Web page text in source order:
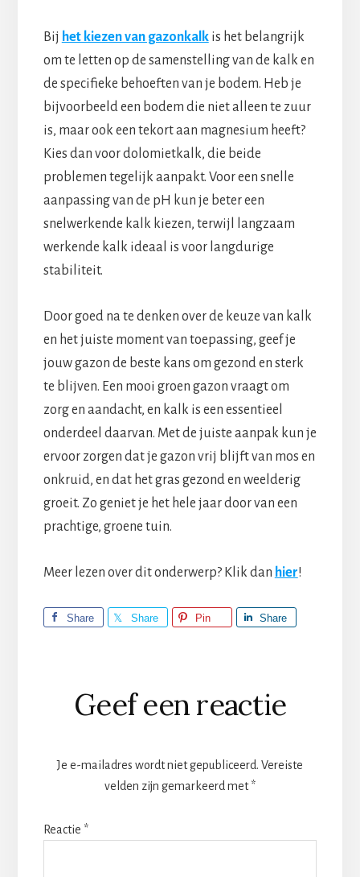
Bij het kiezen van gazonkalkis het belangrijk
om te letten op de samenstelling van de kalk en
de specifieke behoeften van je bodem. Heb je
bijvoorbeeld een bodem die niet alleen te zuur
is, maar ook een tekort aan magnesium heeft?
Kies dan voor dolomietkalk, die beide
problemen tegelijk aanpakt. Voor een snelle
aanpassing van de pH kun je beter een
snelwerkende kalk kiezen, terwijl langzaam
werkende kalk ideaal is voor langdurige
stabiliteit.
Door goed na te denken over de keuze van kalk
en het juiste moment van toepassing, geef je
jouw gazon de beste kans om gezond en sterk
te blijven. Een mooi groen gazon vraagt om
zorg en aandacht, en kalk is een essentieel
onderdeel daarvan. Met de juiste aanpak kun je
ervoor zorgen dat je gazon vrij blijft van mos en
onkruid, en dat het gras gezond en weelderig
groeit. Zo geniet je het hele jaar door van een
prachtige, groene tuin.
Meer lezen over dit onderwerp? Klik dan hier!
Share Share Pin Share
Lees
Interacties
Geef een reactie
Je e-mailadres wordt niet gepubliceerd. Vereiste
velden zijn gemarkeerd met*
Reactie *